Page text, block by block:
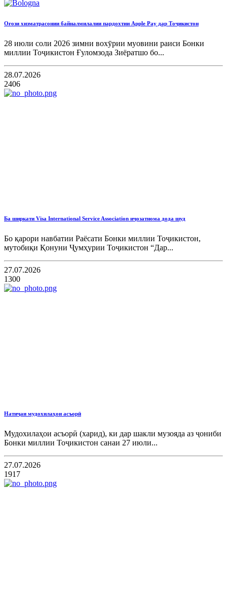
Оғози хизматрасонии байналмилалии пардохтии Apple Pay дар Тоҷикистон
28 июли соли 2026 зимни вохӯрии муовини раиси Бонки
миллии Тоҷикистон Ғуломзода Зиёратшо бо...
28.07.2026
2406
Ба ширкати Visa International Service Association иҷозатнома дода шуд
Бо қарори навбатии Раёсати Бонки миллии Тоҷикистон,
мутобиқи Қонуни Ҷумҳурии Тоҷикистон “Дар...
27.07.2026
1300
Натиҷаи мудохилаҳои асъорӣ
Мудохилаҳои асъорӣ (харид), ки дар шакли музояда аз ҷониби
Бонки миллии Тоҷикистон санаи 27 июли...
27.07.2026
1917